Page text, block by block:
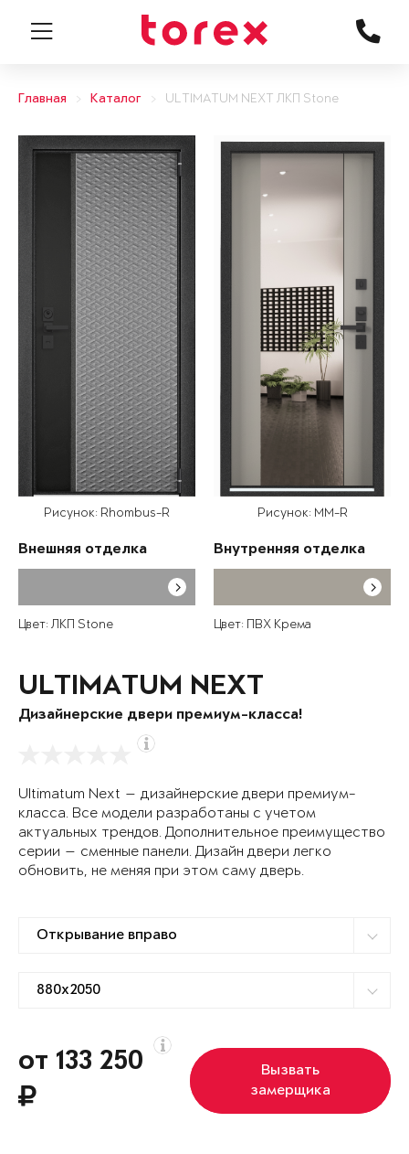
Главная Каталог ULTIMATUM NEXT ЛКП Stone
Рисунок: Rhombus-R
Внешняя отделка
Цвет: ЛКП Stone
Рисунок: MM-R
Внутренняя отделка
Цвет: ПВХ Крема
ULTIMATUM NEXT
Дизайнерские двери премиум-класса!
Ultimatum Next — дизайнерские двери премиум-
класса. Все модели разработаны с учетом
актуальных трендов. Дополнительное преимущество
серии — сменные панели. Дизайн двери легко
обновить, не меняя при этом саму дверь.
от 133 250
Вызвать
замерщика